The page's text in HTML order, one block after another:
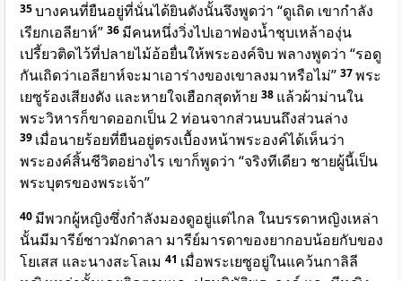
35บางคนที่ยืนอยู่ที่นั่นได้ยินดังนั้นจึงพูดว่า “ดูเถิด เขากำลัง
เรียกเอลียาห์” 36 มีคนหนึ่งวิ่งไปเอาฟองน้ำชุบเหล้าองุ่น
เปรี้ยวติดไว้ที่ปลายไม้อ้อยื่นให้พระองค์จิบ พลางพูดว่า “รอดู
กันเถิดว่าเอลียาห์จะมาเอาร่างของเขาลงมาหรือไม่” 37พระ
เยซูร้องเสียงดัง และหายใจเฮือกสุดท้าย 38 แล้วผ้าม่านใน
พระวิหารก็ขาดออกเป็น 2 ท่อนจากส่วนบนถึงส่วนล่าง
39 เมื่อนายร้อยที่ยืนอยู่ตรงเบื้องหน้าพระองค์ได้เห็นว่า
พระองค์สิ้นชีวิตอย่างไร เขาก็พูดว่า “จริงทีเดียว ชายผู้นี้เป็น
พระบุตรของพระเจ้า”
40 มีพวกผู้หญิงซึ่งกำลังมองดูอยู่แต่ไกล ในบรรดาหญิงเหล่า
นั้นมีมารีย์ชาวมักดาลา มารีย์มารดาของยากอบน้อยกับของ
โยเสส และนางสะโลเม 41 เมื่อพระเยซูอยู่ในแคว้นกาลิลี